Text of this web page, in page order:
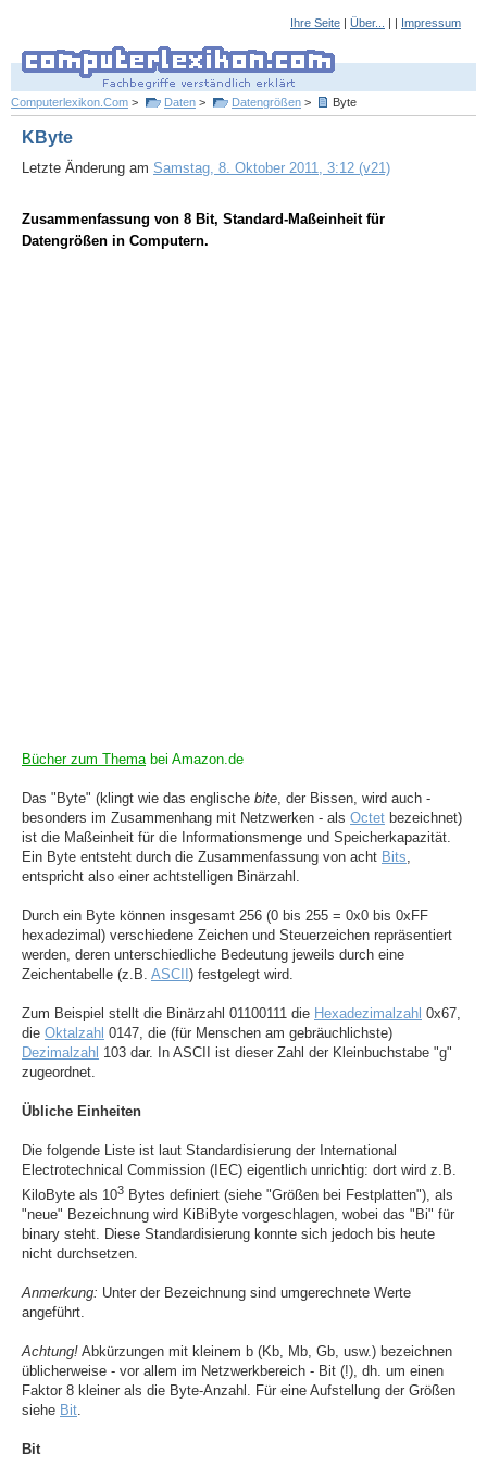
Ihre Seite | Über... | | Impressum
Computerlexikon.Com > Daten > Datengrößen > Byte
KByte
Letzte Änderung am Samstag, 8. Oktober 2011, 3:12 (v21)
Zusammenfassung von 8 Bit, Standard-Maßeinheit für
Datengrößen in Computern.
Bücher zum Themabei Amazon.de
Das "Byte" (klingt wie das englische bite, der Bissen, wird auch -
besonders im Zusammenhang mit Netzwerken - als Octet bezeichnet)
ist die Maßeinheit für die Informationsmenge und Speicherkapazität.
Ein Byte entsteht durch die Zusammenfassung von acht Bits,
entspricht also einer achtstelligen Binärzahl.
Durch ein Byte können insgesamt 256 (0 bis 255 = 0x0 bis 0xFF
hexadezimal) verschiedene Zeichen und Steuerzeichen repräsentiert
werden, deren unterschiedliche Bedeutung jeweils durch eine
Zeichentabelle (z.B. ASCII ) festgelegt wird.
Zum Beispiel stellt die Binärzahl 01100111 die Hexadezimalzahl 0x67,
die Oktalzahl 0147, die (für Menschen am gebräuchlichste)
Dezimalzahl 103 dar. In ASCII ist dieser Zahl der Kleinbuchstabe "g"
zugeordnet.
Übliche Einheiten
Die folgende Liste ist laut Standardisierung der International
Electrotechnical Commission (IEC) eigentlich unrichtig: dort wird z.B.
KiloByte als 103 Bytes definiert (siehe "Größen bei Festplatten"), als
"neue" Bezeichnung wird KiBiByte vorgeschlagen, wobei das "Bi" für
binary steht. Diese Standardisierung konnte sich jedoch bis heute
nicht durchsetzen.
Anmerkung: Unter der Bezeichnung sind umgerechnete Werte
angeführt.
Achtung! Abkürzungen mit kleinem b (Kb, Mb, Gb, usw.) bezeichnen
üblicherweise - vor allem im Netzwerkbereich - Bit (!), dh. um einen
Faktor 8 kleiner als die Byte-Anzahl. Für eine Aufstellung der Größen
siehe Bit.
Bit